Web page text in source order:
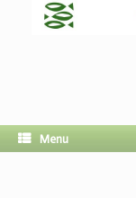
Menu